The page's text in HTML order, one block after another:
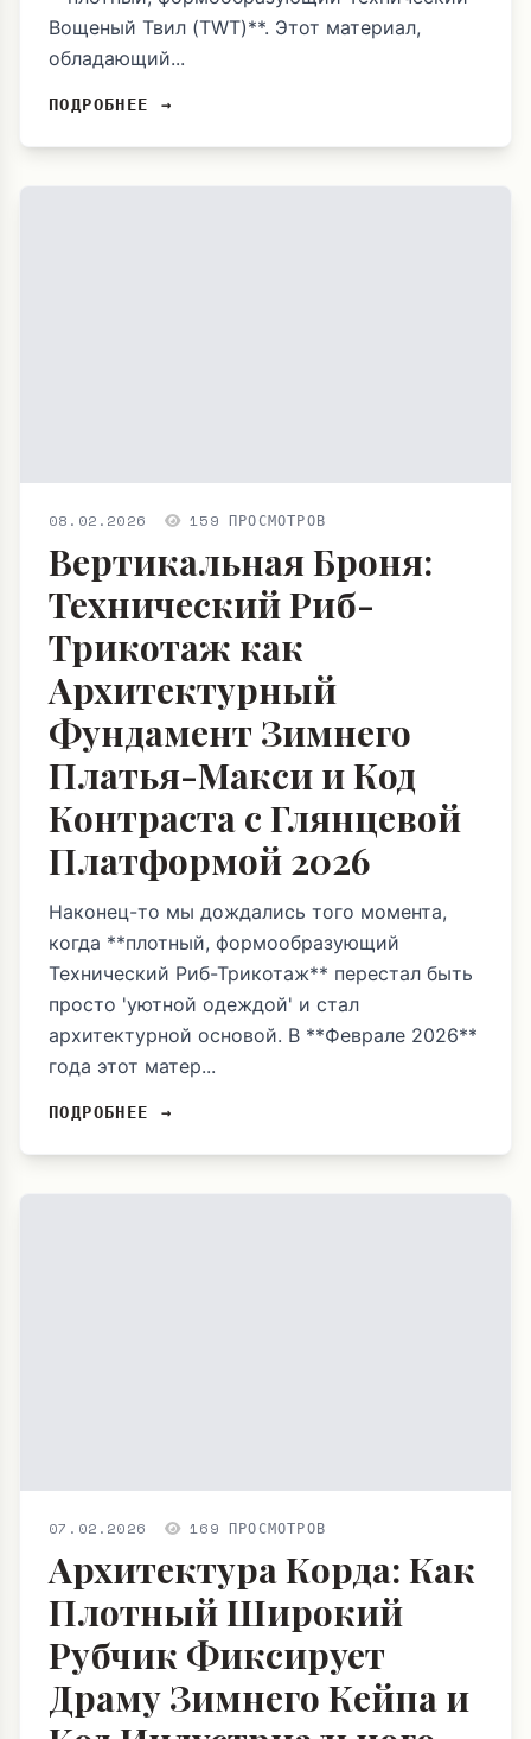
Вощеный Твил (TWT)**. Этот материал,
обладающий...
ПОДРОБНЕЕ →
08.02.2026 159 ПРОСМОТРОВ
Вертикальная Броня:
Технический Риб-
Трикотаж как
Архитектурный
Фундамент Зимнего
Платья-Макси и Код
Контраста с Глянцевой
Платформой 2026
Наконец-то мы дождались того момента,
когда **плотный, формообразующий
Технический Риб-Трикотаж** перестал быть
просто 'уютной одеждой' и стал
архитектурной основой. В **Феврале 2026**
года этот матер...
ПОДРОБНЕЕ →
07.02.2026 169 ПРОСМОТРОВ
Архитектура Корда: Как
Плотный Широкий
Рубчик Фиксирует
Драму Зимнего Кейпа и